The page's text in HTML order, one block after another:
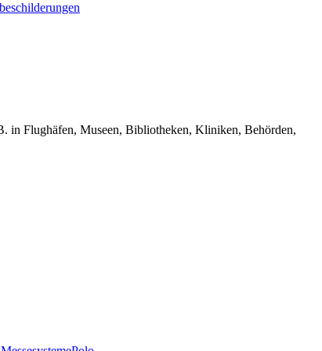
in Flughäfen, Museen, Bibliotheken, Kliniken, Behörden,